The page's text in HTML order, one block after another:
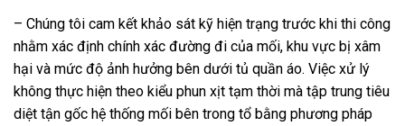
– Chúng tôi cam kết khảo sát kỹ hiện trạng trước khi thi công
nhằm xác định chính xác đường đi của mối, khu vực bị xâm
hại và mức độ ảnh hưởng bên dưới tủ quần áo. Việc xử lý
không thực hiện theo kiểu phun xịt tạm thời mà tập trung tiêu
diệt tận gốc hệ thống mối bên trong tổ bằng phương pháp